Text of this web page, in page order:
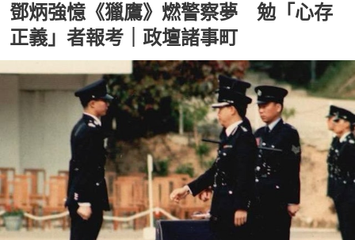
鄧炳強憶《獵鷹》燃警察夢 勉「心存
正義」者報考｜政壇諸事町